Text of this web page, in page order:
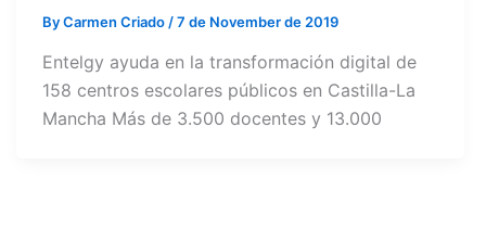
ByCarmen Criado /7 de November de 2019
Entelgy ayuda en la transformación digital de
158 centros escolares públicos en Castilla-La
Mancha Más de 3.500 docentes y 13.000